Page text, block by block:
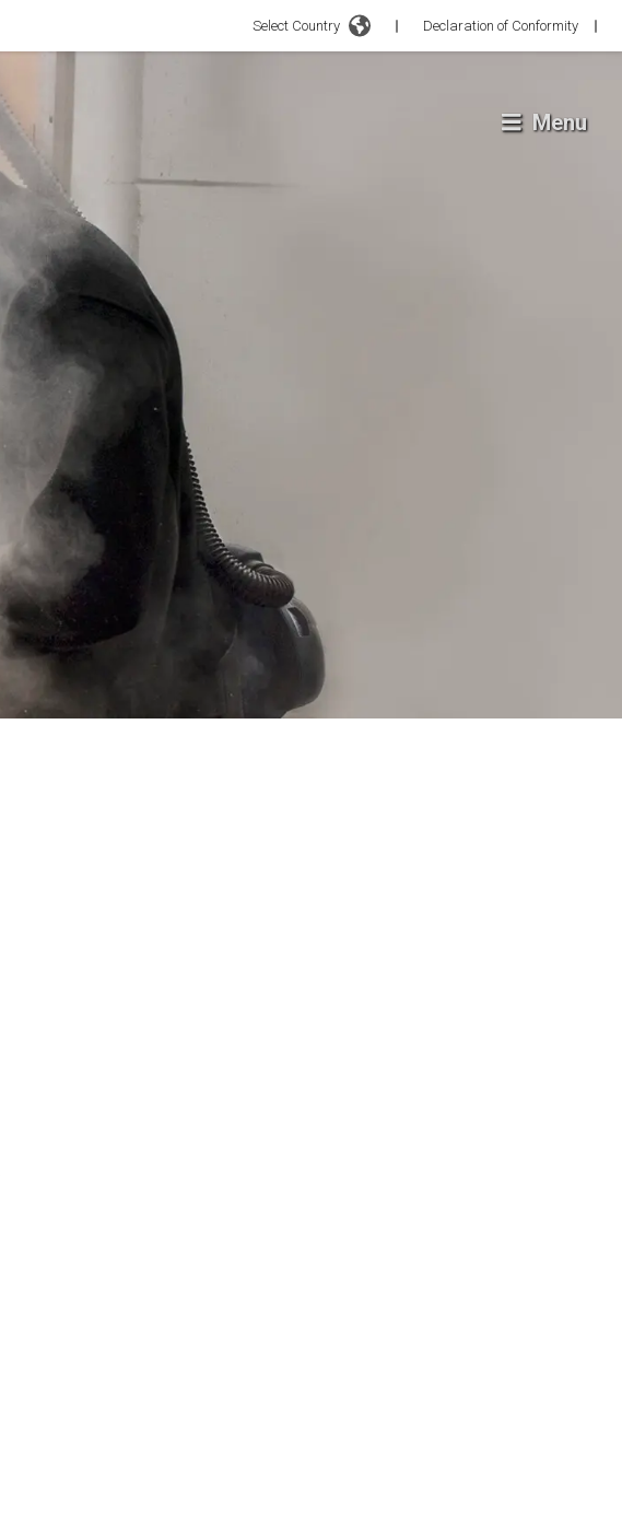
Select Country Declaration of Conformity
Menu